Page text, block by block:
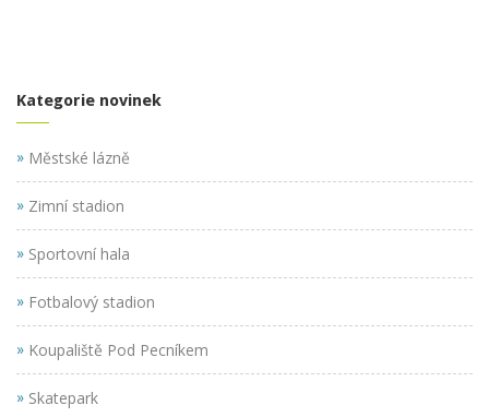
Kategorie novinek
» Městské lázně
» Zimní stadion
» Sportovní hala
» Fotbalový stadion
» Koupaliště Pod Pecníkem
» Skatepark